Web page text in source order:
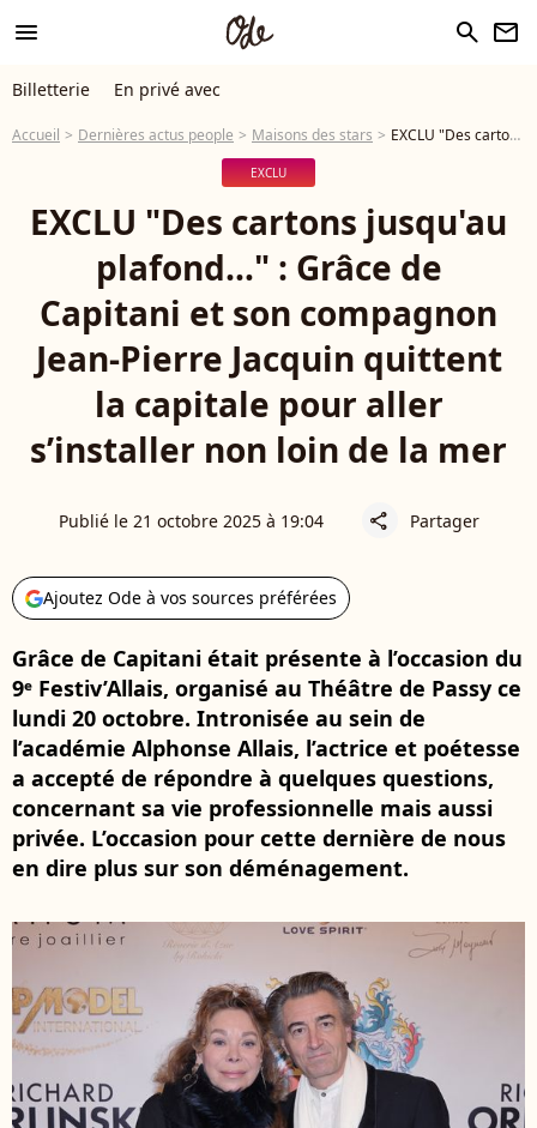
menu search newsletter
Billetterie En privé avec
Accueil Dernières actus people Maisons des stars EXCLU "Des cartons jusqu'au plafond…" : Grâce de Capitani et son compagnon Jean-Pierre Jacquin quittent la capitale pour aller s’installer non loin de la mer
EXCLU
EXCLU "Des cartons jusqu'au
plafond…" : Grâce de
Capitani et son compagnon
Jean-Pierre Jacquin quittent
la capitale pour aller
s’installer non loin de la mer
Publié le 21 octobre 2025 à 19:04 share Partager
Ajoutez Ode à vos sources préférées
Grâce de Capitani était présente à l’occasion du
9ᵉ Festiv’Allais, organisé au Théâtre de Passy ce
lundi 20 octobre. Intronisée au sein de
l’académie Alphonse Allais, l’actrice et poétesse
a accepté de répondre à quelques questions,
concernant sa vie professionnelle mais aussi
privée. L’occasion pour cette dernière de nous
en dire plus sur son déménagement.